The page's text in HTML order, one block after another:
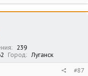
239
Город Луганск
#87